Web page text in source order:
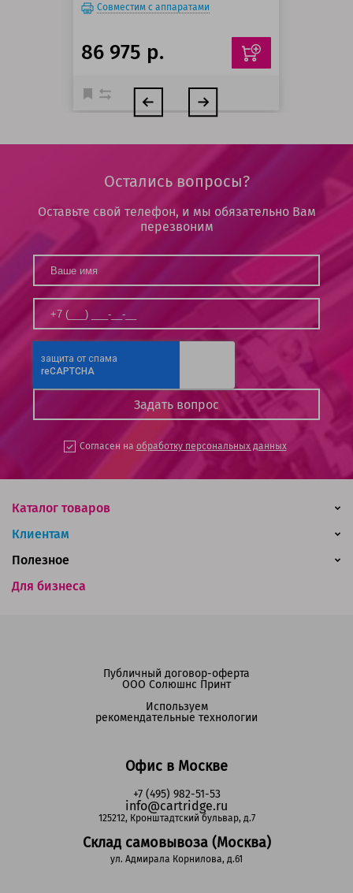
Совместим с аппаратами
86 975 р.
Остались вопросы?
Оставьте свой телефон, и мы обязательно Вам
перезвоним
Согласен на обработку персональных данных
Каталог товаров
Клиентам
Для бизнеса
Полезное
Офис в Москве
+7 (495) 982-51-53
info@cartridge.ru
125212, Кронштадтский бульвар, д.7
Склад самовывоза (Москва)
ул. Адмирала Корнилова, д.61
Публичный договор-оферта
ООО Солюшнс Принт
Используем
рекомендательные технологии